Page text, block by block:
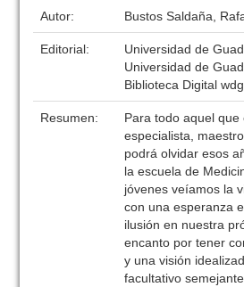
Autor: Bustos Saldaña,
Editorial:
Universidad de
Universidad de
Biblioteca Digital
Resumen:
Para todo aquel que
especialista,
podrá olvidar esos
la escuela de
jóvenes veíamos la
con una esperanza
ilusión en nuestra
encanto por tener
y una visión
facultativo